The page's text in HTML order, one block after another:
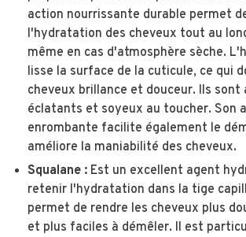
action nourrissante durable permet
l'hydratation des cheveux tout au
même en cas d'atmosphère sèche.
lisse la surface de la cuticule, ce qui
cheveux brillance et douceur. Ils sont
éclatants et soyeux au toucher. Son
enrombante facilite également le
améliore la maniabilité des cheveux.
Squalane : Est un excellent agent
retenir l'hydratation dans la tige
permet de rendre les cheveux plus
et plus faciles à démêler. Il est